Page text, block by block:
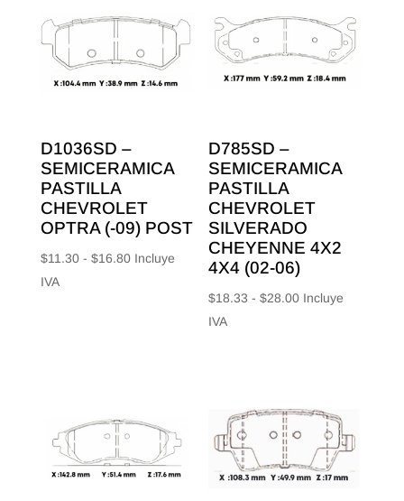
D1036SD –
SEMICERAMICA
PASTILLA
CHEVROLET
OPTRA (-09) POST
$11.30 - $16.80Rango
Incluye
IVA
D785SD –
SEMICERAMICA
PASTILLA
CHEVROLET
SILVERADO
CHEYENNE 4X2
4X4 (02-06)
$18.33 - $28.00Rango
hasta
$28.00
Incluye
IVA